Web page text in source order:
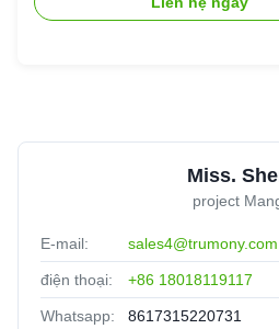
Miss.
project
E-mail: sales4@trumony.com
điện thoại: +86 18018119117
Whatsapp: 8617315220731